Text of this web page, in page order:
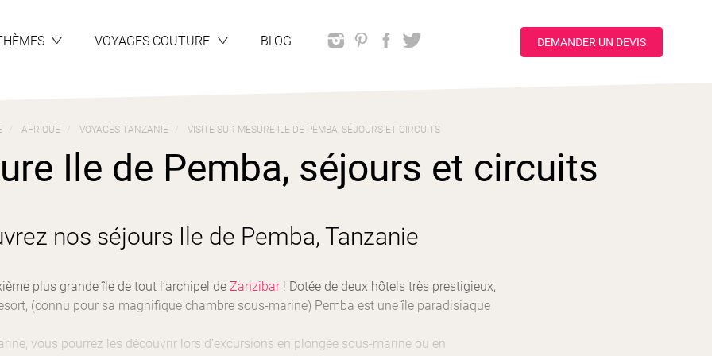
VOYAGES COUTURE BLOG DEMANDER UN DEVIS
AFRIQUE VOYAGES TANZANIE VISITE SUR MESURE ILE DE PEMBA, SÉJOURS ET CIRCUITS
Ile de Pemba, séjours et circuits
nos séjours Ile de Pemba, Tanzanie
plus grande île de tout l’archipel de Zanzibar! Dotée de deux hôtels très prestigieux,
(connu pour sa magnifique chambre sous-marine) Pemba est une île paradisiaque
vous pourrez les découvrir lors d’excursions en plongée sous-marine ou en